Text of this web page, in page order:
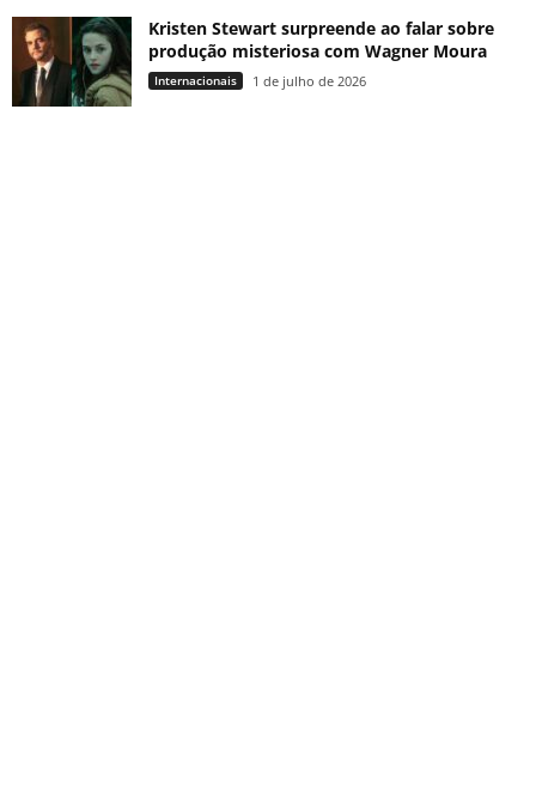
Kristen Stewart surpreende ao falar sobre
produção misteriosa com Wagner Moura
Internacionais 1 de julho de 2026